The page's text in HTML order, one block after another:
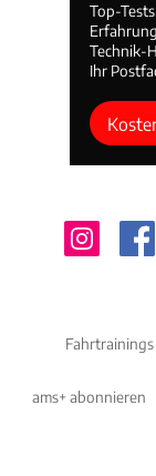
Top-
Technik-
Ihr
Fahrtrainings
ams+ abonnieren